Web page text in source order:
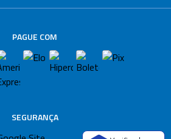
PAGUE COM
SEGURANÇA